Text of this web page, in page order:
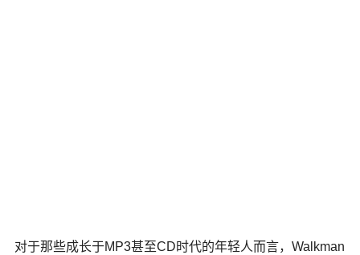
对于那些成长于MP3甚至CD时代的年轻人而言，Walkman